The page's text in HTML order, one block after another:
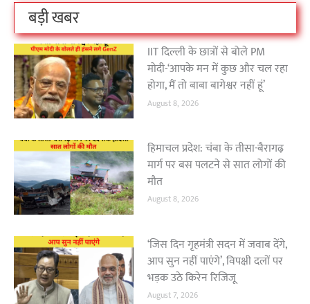
बड़ी खबर
IIT दिल्ली के छात्रों से बोले PM
मोदी-‘आपके मन में कुछ और चल रहा
होगा, मैं तो बाबा बागेश्वर नहीं हूं’
August 8, 2026
हिमाचल प्रदेश: चंबा के तीसा-बैरागढ़
मार्ग पर बस पलटने से सात लोगों की
मौत
August 8, 2026
‘जिस दिन गृहमंत्री सदन में जवाब देंगे,
आप सुन नहीं पाएंगे’, विपक्षी दलों पर
भड़क उठे किरेन रिजिजू
August 7, 2026